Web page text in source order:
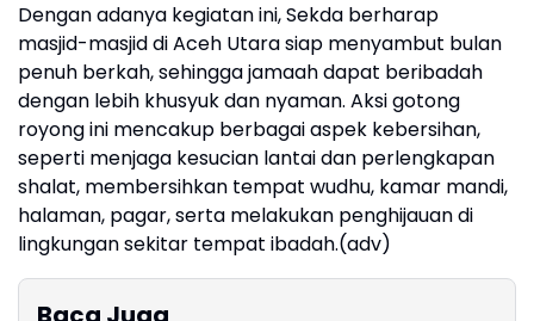
Dengan adanya kegiatan ini, Sekda berharap
masjid-masjid di Aceh Utara siap menyambut bulan
penuh berkah, sehingga jamaah dapat beribadah
dengan lebih khusyuk dan nyaman. Aksi gotong
royong ini mencakup berbagai aspek kebersihan,
seperti menjaga kesucian lantai dan perlengkapan
shalat, membersihkan tempat wudhu, kamar mandi,
halaman, pagar, serta melakukan penghijauan di
lingkungan sekitar tempat ibadah.(adv)